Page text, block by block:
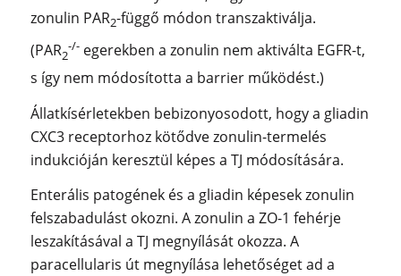
zonulin PAR2-függő módon transzaktiválja.
(PAR2
-/-egerekben a zonulin nem aktiválta EGFR-t,
s így nem módosította a barrier működést.)
Állatkísérletekben bebizonyosodott, hogy a gliadin
CXC3 receptorhoz kötődve zonulin-termelés
indukcióján keresztül képes a TJ módosítására.
Enterális patogének és a gliadin képesek zonulin
felszabadulást okozni. A zonulin a ZO-1 fehérje
leszakításával a TJ megnyílását okozza. A
paracellularis út megnyílása lehetőséget ad a